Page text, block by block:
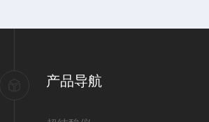
产品导航